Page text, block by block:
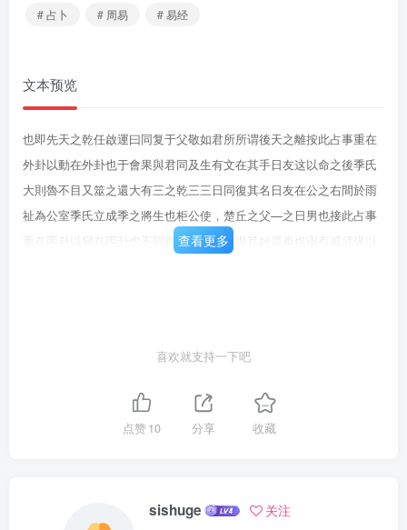
# 占卜
# 周易 # 易经
文本预览
也即先天之乾任啟運曰同复于父敬如君所所谓後天之離按此占事重在
外卦以動在外卦也于會果與君同及生有文在其手日友这以命之後季氏
大則魯不目又筮之還大有三之乾三三日同復其名日友在公之右間於雨
祉為公室季氏立成季之將生也柜公使，楚丘之父—之日男也接此占事
重在丙卦以變在丙卦也不取篇侯之子孫必復其始震車也审有威武缘以
查看更多
喜欢就支持一下吧
点赞10 分享 收藏
sishuge 关注